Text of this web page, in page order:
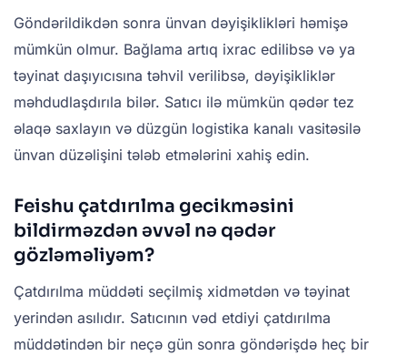
Göndərildikdən sonra ünvan dəyişiklikləri həmişə
mümkün olmur. Bağlama artıq ixrac edilibsə və ya
təyinat daşıyıcısına təhvil verilibsə, dəyişikliklər
məhdudlaşdırıla bilər. Satıcı ilə mümkün qədər tez
əlaqə saxlayın və düzgün logistika kanalı vasitəsilə
ünvan düzəlişini tələb etmələrini xahiş edin.
Feishu çatdırılma gecikməsini
bildirməzdən əvvəl nə qədər
gözləməliyəm?
Çatdırılma müddəti seçilmiş xidmətdən və təyinat
yerindən asılıdır. Satıcının vəd etdiyi çatdırılma
müddətindən bir neçə gün sonra göndərişdə heç bir